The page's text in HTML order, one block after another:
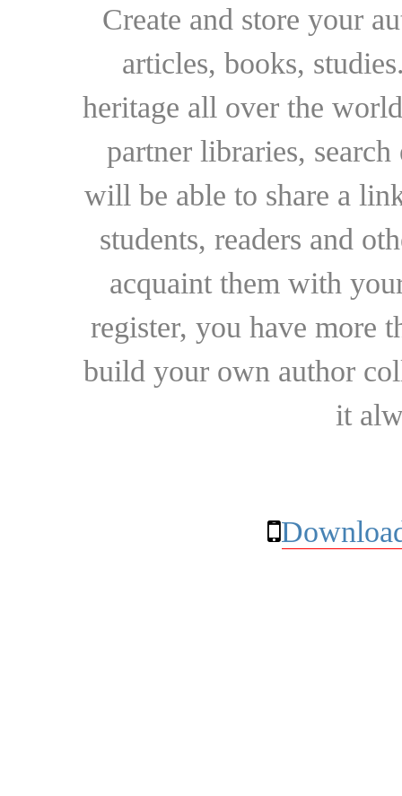
Create and store your
articles, books,
heritage all over the
partner libraries,
will be able to share a
students, readers and
acquaint them with
register, you have more
build your own author
it